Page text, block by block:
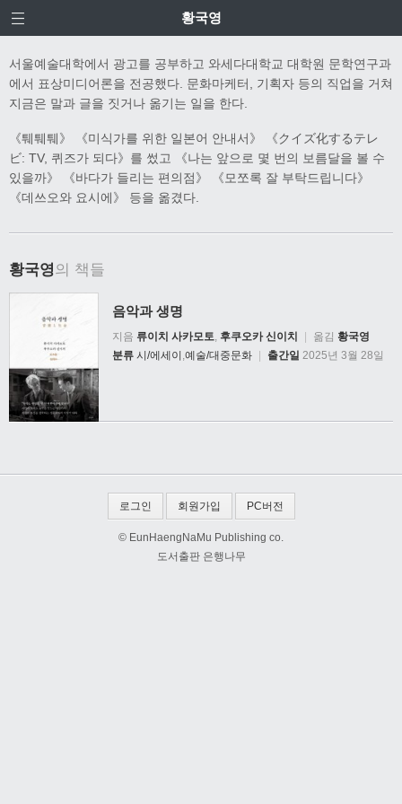
황국영
서울예술대학에서 광고를 공부하고 와세다대학교 대학원 문학연구과
에서 표상미디어론을 전공했다. 문화마케터, 기획자 등의 직업을 거쳐
지금은 말과 글을 짓거나 옮기는 일을 한다.
《퉤퉤퉤》 《미식가를 위한 일본어 안내서》 《クイズ化するテレ
ビ: TV, 퀴즈가 되다》를 썼고 《나는 앞으로 몇 번의 보름달을 볼 수
있을까》 《바다가 들리는 편의점》 《모쪼록 잘 부탁드립니다》
《데쓰오와 요시에》 등을 옮겼다.
황국영의 책들
음악과 생명
지음 류이치 사카모토, 후쿠오카 신이치 옮김 황국영
분류 시/에세이 ,예술/대중문화 출간일 2025년 3월 28일
로그인 회원가입 PC버전
© EunHaengNaMu Publishing co.
도서출판 은행나무